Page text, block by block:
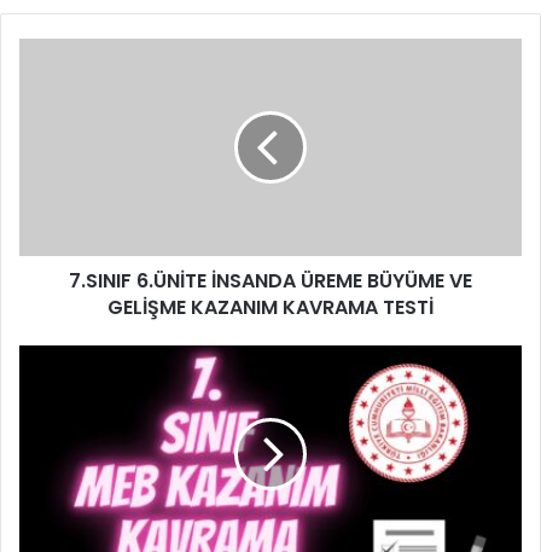
7.SINIF 6.ÜNİTE İNSANDA ÜREME BÜYÜME VE
GELİŞME KAZANIM KAVRAMA TESTİ